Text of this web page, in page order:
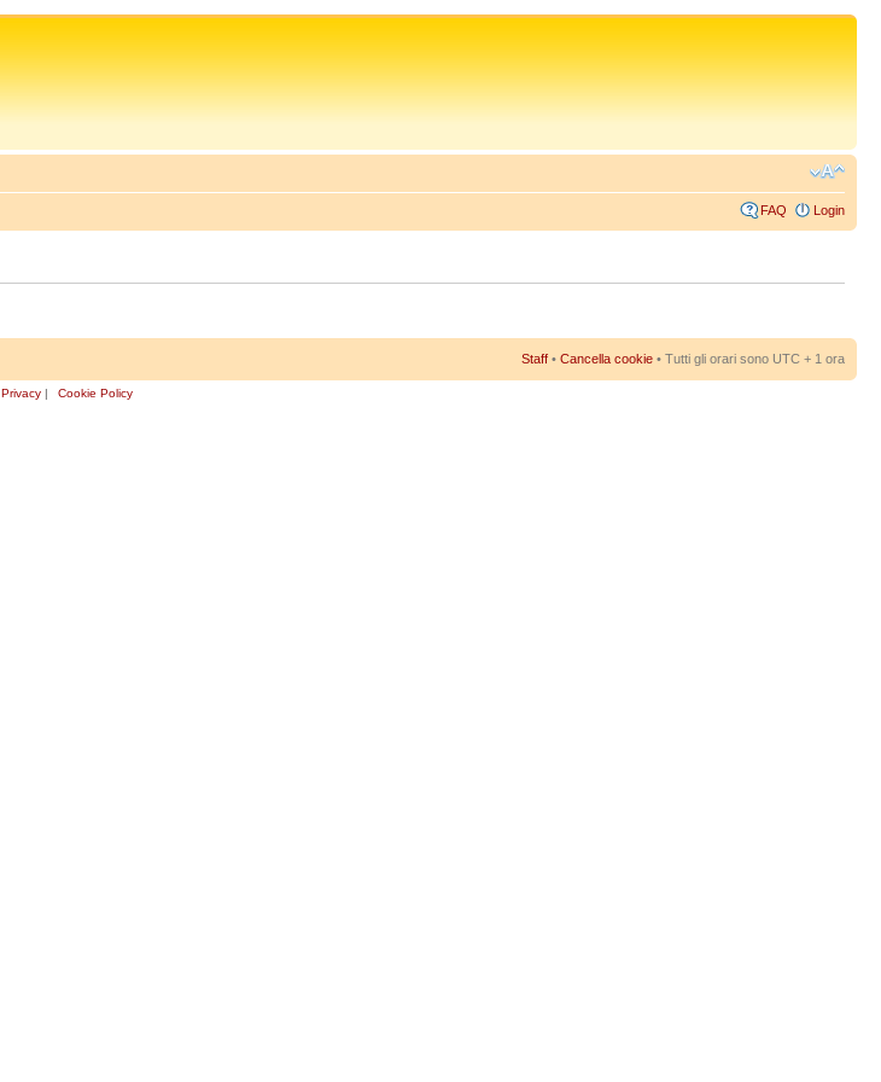
FAQ Login
Staff • Cancella cookie • Tutti gli orari sono UTC + 1 ora
Privacy | Cookie Policy